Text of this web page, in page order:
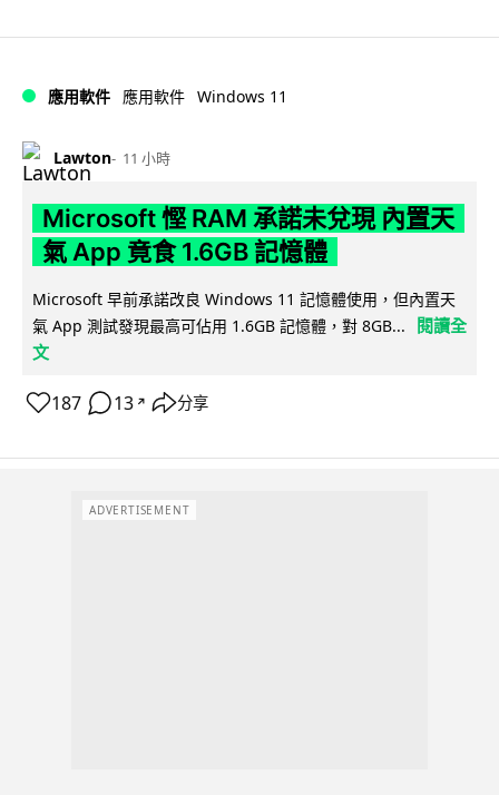
應用軟件 應用軟件 Windows 11
Lawton 11 小時
Microsoft 慳 RAM 承諾未兌現 內置天
氣 App 竟食 1.6GB 記憶體
Microsoft 早前承諾改良 Windows 11 記憶體使用，但內置天
氣 App 測試發現最高可佔用 1.6GB 記憶體，對 8GB...
閱讀全
文
187 13 ↗ 分享
ADVERTISEMENT